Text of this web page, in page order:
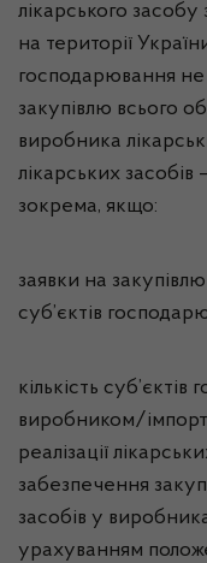
лікарського
на території
господарювання не
закупівлю всього
виробника
лікарських засобів
зокрема, якщо:
заявки на
суб’єктів
кількість
виробником/
реалізації
забезпечення
засобів у
урахуванням